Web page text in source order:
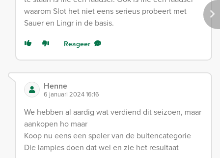
waarom Slot het niet eens serieus probeert met
Sauer en Lingr in de basis.
Reageer
Henne
6 januari 2024 16:16
We hebben al aardig wat verdiend dit seizoen, maar
aankopen ho maar
Koop nu eens een speler van de buitencategorie
Die lampies doen dat wel en zie het resultaat